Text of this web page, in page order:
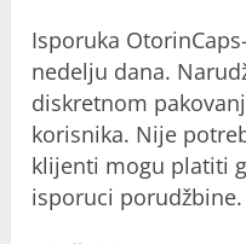
Isporuka
nedelju dana.
diskretnom
korisnika. Nije
klijenti mogu platiti
isporuci porudžbine.